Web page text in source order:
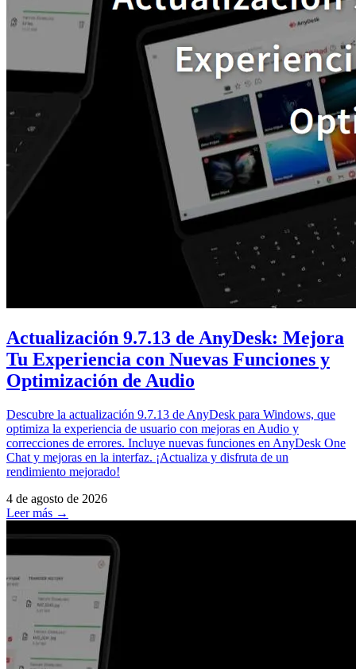
Actualización 9.7.13 de AnyDesk: Mejora
Tu Experiencia con Nuevas Funciones y
Optimización de Audio
Descubre la actualización 9.7.13 de AnyDesk para Windows, que
optimiza la experiencia de usuario con mejoras en Audio y
correcciones de errores. Incluye nuevas funciones en AnyDesk One
Chat y mejoras en la interfaz. ¡Actualiza y disfruta de un
rendimiento mejorado!
4 de agosto de 2026
Leer más →